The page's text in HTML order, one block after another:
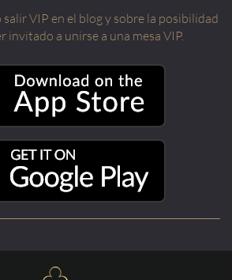
salir VIP en el blog y sobre la posibilidad
invitado a unirse a una mesa VIP.